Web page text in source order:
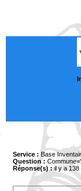
Service : Base
Question :
Réponse(s) :il y a 138